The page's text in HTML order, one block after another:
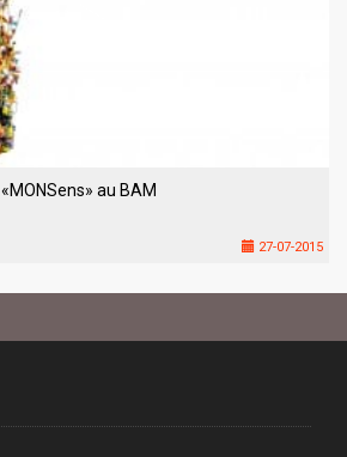
«MONSens» au BAM
27-07-2015